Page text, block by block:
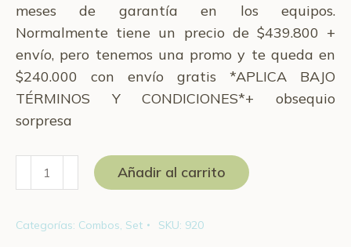
meses de garantía en los equipos.
Normalmente tiene un precio de $439.800 +
envío, pero tenemos una promo y te queda en
$240.000 con envío gratis *APLICA BAJO
TÉRMINOS Y CONDICIONES*+ obsequio
sorpresa
Combo
Pro
cantidad
Añadir al carrito
Categorías: Combos, Set SKU: 920